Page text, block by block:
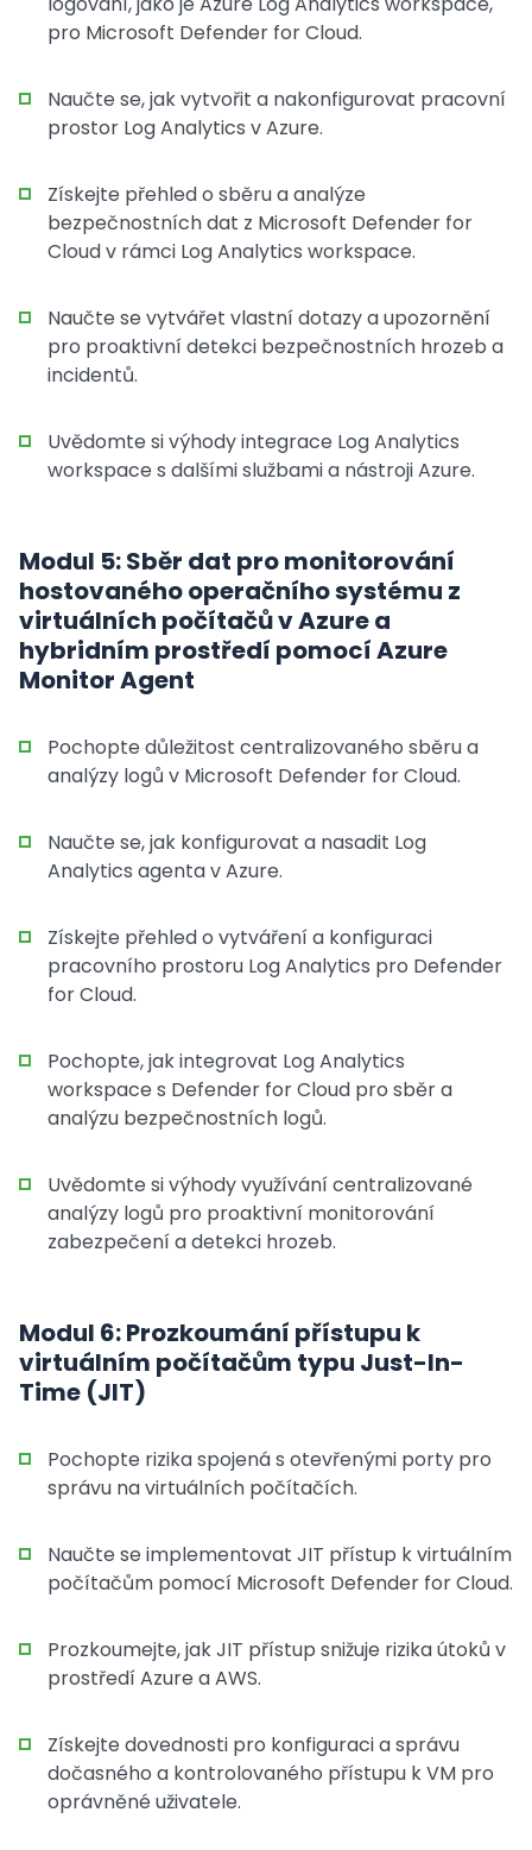
pro Microsoft Defender for Cloud.
Naučte se, jak vytvořit a nakonfigurovat pracovní
prostor Log Analytics v Azure.
Získejte přehled o sběru a analýze
bezpečnostních dat z Microsoft Defender for
Cloud v rámci Log Analytics workspace.
Naučte se vytvářet vlastní dotazy a upozornění
pro proaktivní detekci bezpečnostních hrozeb a
incidentů.
Uvědomte si výhody integrace Log Analytics
workspace s dalšími službami a nástroji Azure.
Modul 5: Sběr dat pro monitorování
hostovaného operačního systému z
virtuálních počítačů v Azure a
hybridním prostředí pomocí Azure
Monitor Agent
Pochopte důležitost centralizovaného sběru a
analýzy logů v Microsoft Defender for Cloud.
Naučte se, jak konfigurovat a nasadit Log
Analytics agenta v Azure.
Získejte přehled o vytváření a konfiguraci
pracovního prostoru Log Analytics pro Defender
for Cloud.
Pochopte, jak integrovat Log Analytics
workspace s Defender for Cloud pro sběr a
analýzu bezpečnostních logů.
Uvědomte si výhody využívání centralizované
analýzy logů pro proaktivní monitorování
zabezpečení a detekci hrozeb.
Modul 6: Prozkoumání přístupu k
virtuálním počítačům typu Just-In-
Time (JIT)
Pochopte rizika spojená s otevřenými porty pro
správu na virtuálních počítačích.
Naučte se implementovat JIT přístup k virtuálním
počítačům pomocí Microsoft Defender for Cloud.
Prozkoumejte, jak JIT přístup snižuje rizika útoků v
prostředí Azure a AWS.
Získejte dovednosti pro konfiguraci a správu
dočasného a kontrolovaného přístupu k VM pro
oprávněné uživatele.